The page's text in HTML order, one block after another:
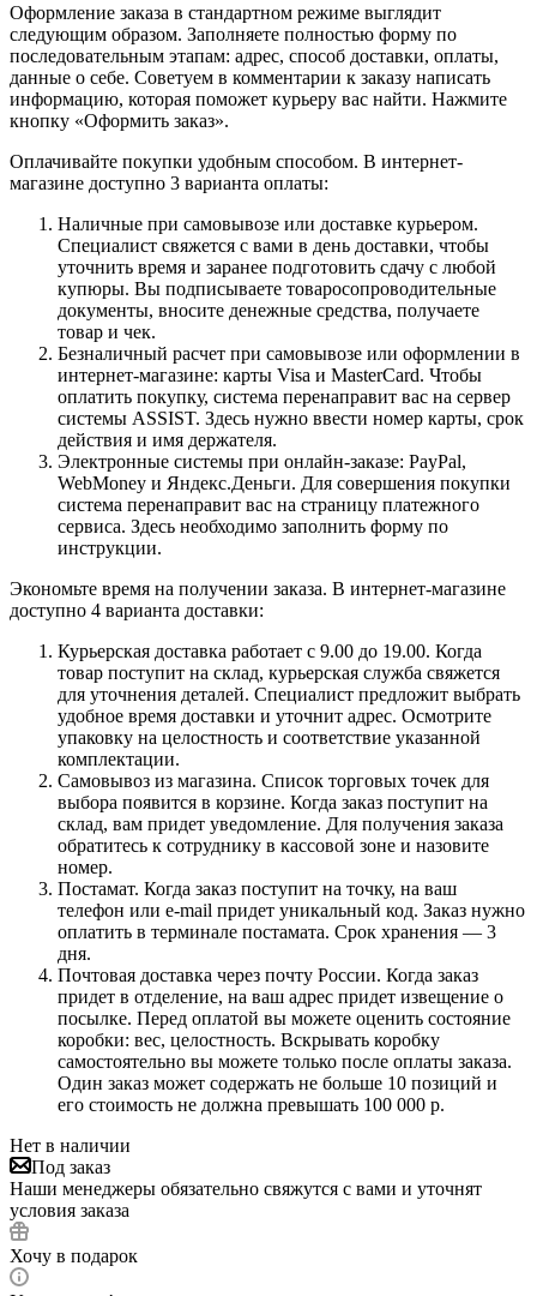
Оформление заказа в стандартном режиме выглядит
следующим образом. Заполняете полностью форму по
последовательным этапам: адрес, способ доставки, оплаты,
данные о себе. Советуем в комментарии к заказу написать
информацию, которая поможет курьеру вас найти. Нажмите
кнопку «Оформить заказ».
Оплачивайте покупки удобным способом. В интернет-
магазине доступно 3 варианта оплаты:
Наличные при самовывозе или доставке курьером.
Специалист свяжется с вами в день доставки, чтобы
уточнить время и заранее подготовить сдачу с любой
купюры. Вы подписываете товаросопроводительные
документы, вносите денежные средства, получаете
товар и чек.
Безналичный расчет при самовывозе или оформлении в
интернет-магазине: карты Visa и MasterCard. Чтобы
оплатить покупку, система перенаправит вас на сервер
системы ASSIST. Здесь нужно ввести номер карты, срок
действия и имя держателя.
Электронные системы при онлайн-заказе: PayPal,
WebMoney и Яндекс.Деньги. Для совершения покупки
система перенаправит вас на страницу платежного
сервиса. Здесь необходимо заполнить форму по
инструкции.
Экономьте время на получении заказа. В интернет-магазине
доступно 4 варианта доставки:
Курьерская доставка работает с 9.00 до 19.00. Когда
товар поступит на склад, курьерская служба свяжется
для уточнения деталей. Специалист предложит выбрать
удобное время доставки и уточнит адрес. Осмотрите
упаковку на целостность и соответствие указанной
комплектации.
Самовывоз из магазина. Список торговых точек для
выбора появится в корзине. Когда заказ поступит на
склад, вам придет уведомление. Для получения заказа
обратитесь к сотруднику в кассовой зоне и назовите
номер.
Постамат. Когда заказ поступит на точку, на ваш
телефон или e-mail придет уникальный код. Заказ нужно
оплатить в терминале постамата. Срок хранения — 3
дня.
Почтовая доставка через почту России. Когда заказ
придет в отделение, на ваш адрес придет извещение о
посылке. Перед оплатой вы можете оценить состояние
коробки: вес, целостность. Вскрывать коробку
самостоятельно вы можете только после оплаты заказа.
Один заказ может содержать не больше 10 позиций и
его стоимость не должна превышать 100 000 р.
Нет в наличии
Под заказ
Наши менеджеры обязательно свяжутся с вами и уточнят
условия заказа
Хочу в подарок